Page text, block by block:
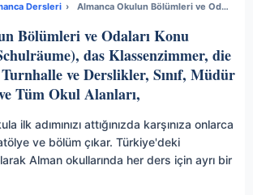
Dersleri › Almanca Okulun Bölümleri ve Odaları Konu Anlatımı (Die Schulräume), das Klassenzimmer, die Bibliothek, die Turnhalle ve Derslikler, Sınıf, Müdür Odası, Kantin ve Tüm Okul Alanları,
Bölümleri ve Odaları Konu
das Klassenzimmer, die
ve Derslikler, Sınıf, Müdür
Tüm Okul Alanları,
ilk adımınızı attığınızda karşınıza onlarca
ve bölüm çıkar. Türkiye'deki
Alman okullarında her ders için ayrı bir